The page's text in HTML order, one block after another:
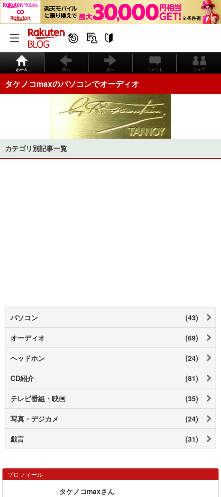
ホーム 前へ 次へ コメント シェア
タケノコmaxのパソコンでオーディオ
カテゴリ別記事一覧
パソコン (43)
オーディオ (69)
ヘッドホン (24)
CD紹介 (81)
テレビ番組・映画 (35)
写真・デジカメ (24)
戯言 (31)
プロフィール
タケノコmaxさん